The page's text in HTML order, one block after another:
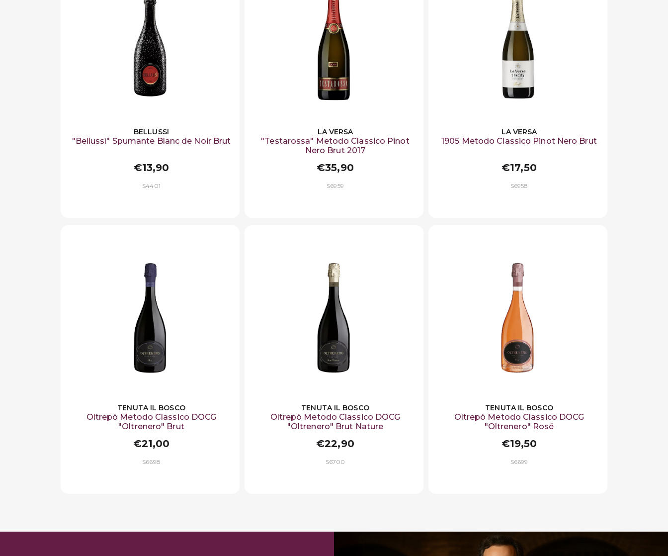
BELLUSSI
"Bellussì" Spumante Blanc de Noir Brut
€13,90
S4401
LA VERSA
"Testarossa" Metodo Classico Pinot
Nero Brut 2017
€35,90
S6959
LA VERSA
1905 Metodo Classico Pinot Nero Brut
€17,50
S6958
TENUTA IL BOSCO
Oltrepò Metodo Classico DOCG
"Oltrenero" Brut
€21,00
S6698
TENUTA IL BOSCO
Oltrepò Metodo Classico DOCG
"Oltrenero" Brut Nature
€22,90
S6700
TENUTA IL BOSCO
Oltrepò Metodo Classico DOCG
"Oltrenero" Rosé
€19,50
S6699